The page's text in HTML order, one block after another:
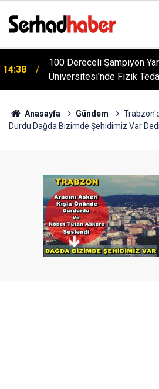
14:38
100 Dereceli Şampiyon
Üniversitesi'nde Fizik
Anasayfa Gündem
Durdu Dağda Bizimde Şehidimiz Var Dedi